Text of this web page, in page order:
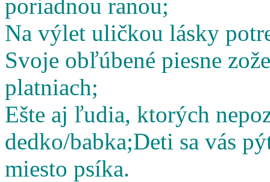
poriadnou ranou;
Na výlet uličkou lásky
Svoje obľúbené piesne
platniach;
Ešte aj ľudia, ktorých
dedko/babka;Deti sa vás
miesto psíka.